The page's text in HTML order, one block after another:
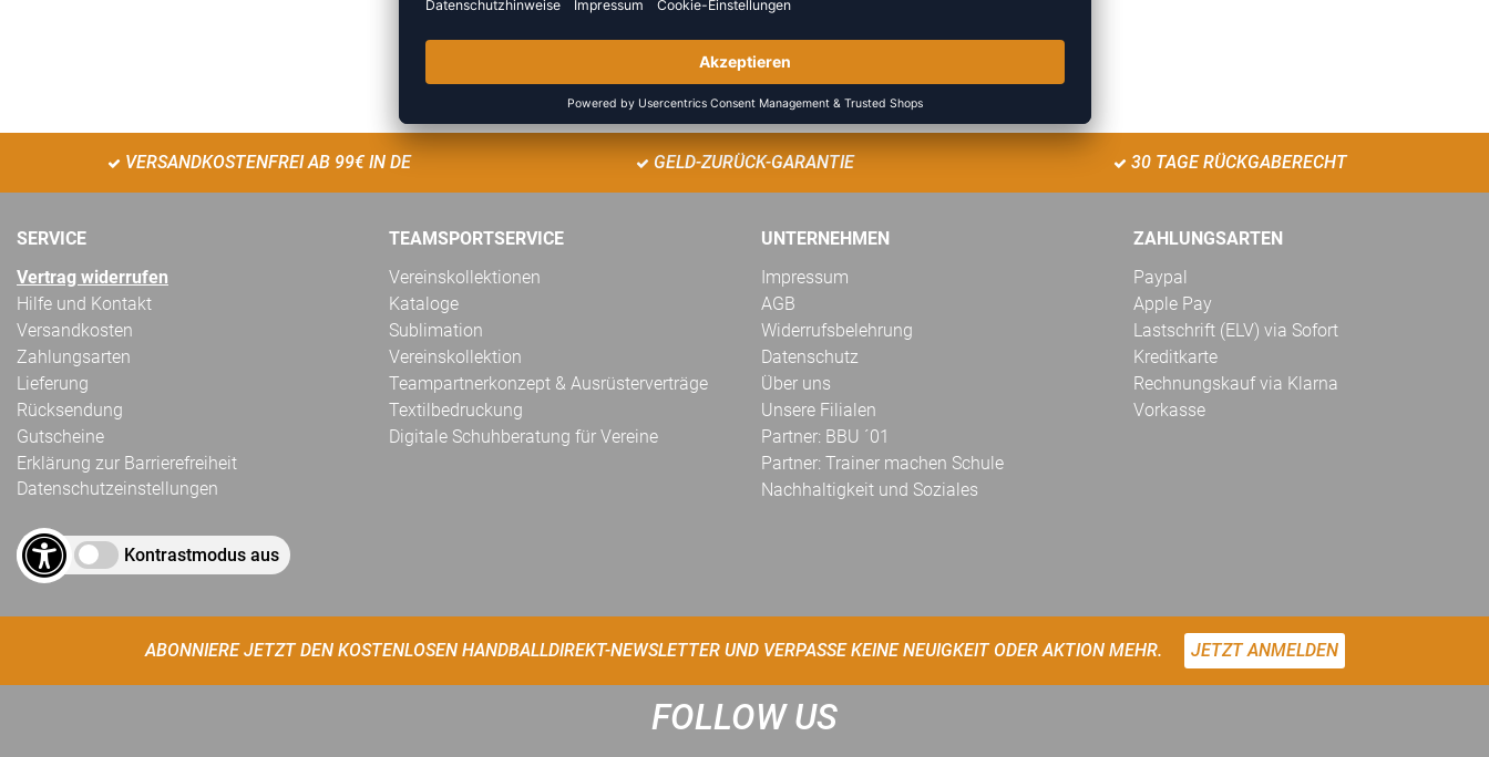
ZULETZT ANGESEHEN
VERSANDKOSTENFREI AB 99€ IN DE GELD-ZURÜCK-GARANTIE 30 TAGE RÜCKGABERECHT
SERVICE
Vertrag widerrufen
Hilfe und Kontakt
Versandkosten
Zahlungsarten
Lieferung
Rücksendung
Gutscheine
Erklärung zur Barrierefreiheit
Datenschutzeinstellungen
Kontrastmodus aus
TEAMSPORTSERVICE
Vereinskollektionen
Kataloge
Sublimation
Vereinskollektion
Teampartnerkonzept & Ausrüsterverträge
Textilbedruckung
Digitale Schuhberatung für Vereine
UNTERNEHMEN
Impressum
AGB
Widerrufsbelehrung
Datenschutz
Über uns
Unsere Filialen
Partner: BBU ´01
Partner: Trainer machen Schule
Nachhaltigkeit und Soziales
ZAHLUNGSARTEN
Paypal
Apple Pay
Lastschrift (ELV) via Sofort
Kreditkarte
Rechnungskauf via Klarna
Vorkasse
ABONNIERE JETZT DEN KOSTENLOSEN HANDBALLDIREKT-NEWSLETTER UND VERPASSE KEINE NEUIGKEIT ODER AKTION MEHR. JETZT ANMELDEN
FOLLOW US